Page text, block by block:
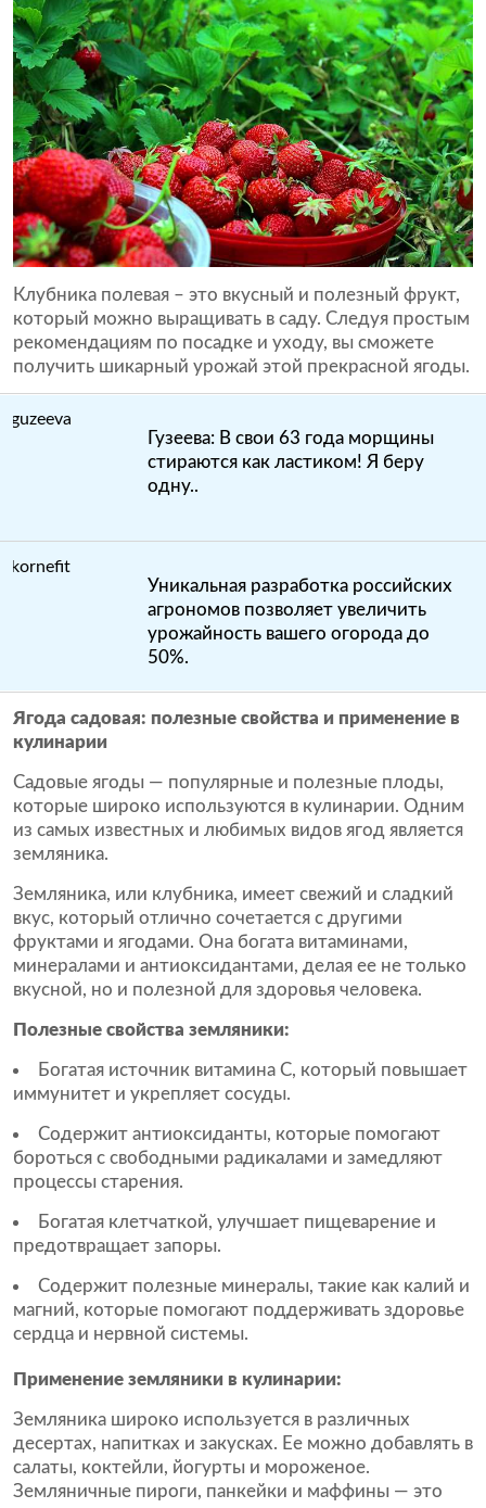
Клубника полевая – это вкусный и полезный фрукт,
который можно выращивать в саду. Следуя простым
рекомендациям по посадке и уходу, вы сможете
получить шикарный урожай этой прекрасной ягоды.
Гузеева: В свои 63 года морщины
стираются как ластиком! Я беру
одну..
Уникальная разработка российских
агрономов позволяет увеличить
урожайность вашего огорода до
50%.
Ягода садовая: полезные свойства и применение в
кулинарии
Садовые ягоды — популярные и полезные плоды,
которые широко используются в кулинарии. Одним
из самых известных и любимых видов ягод является
земляника.
Земляника, или клубника, имеет свежий и сладкий
вкус, который отлично сочетается с другими
фруктами и ягодами. Она богата витаминами,
минералами и антиоксидантами, делая ее не только
вкусной, но и полезной для здоровья человека.
Полезные свойства земляники:
Богатая источник витамина C, который повышает
иммунитет и укрепляет сосуды.
Содержит антиоксиданты, которые помогают
бороться с свободными радикалами и замедляют
процессы старения.
Богатая клетчаткой, улучшает пищеварение и
предотвращает запоры.
Содержит полезные минералы, такие как калий и
магний, которые помогают поддерживать здоровье
сердца и нервной системы.
Применение земляники в кулинарии:
Земляника широко используется в различных
десертах, напитках и закусках. Ее можно добавлять в
салаты, коктейли, йогурты и мороженое.
Земляничные пироги, панкейки и маффины — это